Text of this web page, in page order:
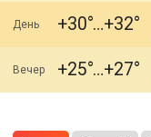
День +30 +32
Вечер +25 +27